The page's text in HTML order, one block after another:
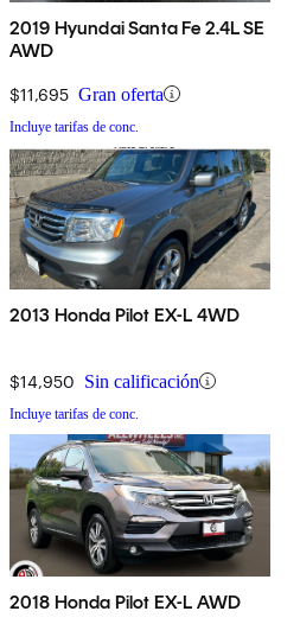
2019 Hyundai Santa Fe 2.4L SE
AWD
$11,695 Gran oferta
Incluye tarifas de conc.
2013 Honda Pilot EX-L 4WD
$14,950 Sin calificación
Incluye tarifas de conc.
2018 Honda Pilot EX-L AWD